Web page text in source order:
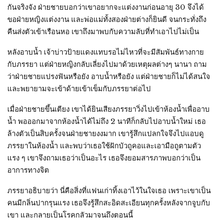
กันจริงจัง ฝ่ายชายบอกว่าเขาอยากจะแต่งงานก่อนอายุ 30 จึงได้
ขอฝ่ายหญิงแต่งงาน และพ่อแม่ทั้งสองฝ่ายต่างก็ยินดี จนกระทั่งถึง
คืนส่งตัวเข้าเรือนหอ เขาถึงมาพบกับความลับที่ทำเอาไปไม่เป็น
หลังอาบน้ำ เจ้าบ่าวป้ายแดงแทบรอไม่ไหวที่จะมีสัมพันธ์ทางกาย
กับภรรยา แต่ฝ่ายหญิงกลับเลี่ยงไปมาด้วยเหตุผลต่างๆ นานา ถาม
ว่าฝ่ายชายแปรงฟันหรือยัง อาบน้ำหรือยัง แต่ฝ่ายชายก็ไม่ได้สนใจ
และพยายามจะเข้าด้ายเข้าเข็มกับภรรยาต่อไป
เมื่อฝ่ายชายขึ้นเตียง เขาได้ยินเสียงภรรยาวิ่งไปเข้าห้องน้ำเพื่ออาบ
น้ำ พอออกมาจากห้องน้ำได้ไม่ถึง 2 นาทีก็กลับไปอาบน้ำใหม่ เธอ
ล้างตัวเป็นสิบครั้งจนฝ่ายชายงงมาก เขารู้สึกแปลกใจจึงไปแอบดู
ภรรยาในห้องน้ำ และพบว่าเธอใช้ฝักบัวถูคอและเอามือถูตามตัว
แรง ๆ เขาจึงถามเธอว่าเป็นอะไร เธอจึงยอมสารภาพบอกว่าเป็น
อาการทางจิต
ภรรยาอธิบายว่า นี่คือสิ่งที่แฟนเก่าทิ้งเอาไว้ในใจเธอ เพราะเขาเป็น
คนมีกลิ่นปากรุนแรง เธอจึงรู้สึกสะอิดสะเอียนทุกครั้งหลังจากจูบกับ
เขา และกลายเป็นโรคกลัวมาจนถึงตอนนี้